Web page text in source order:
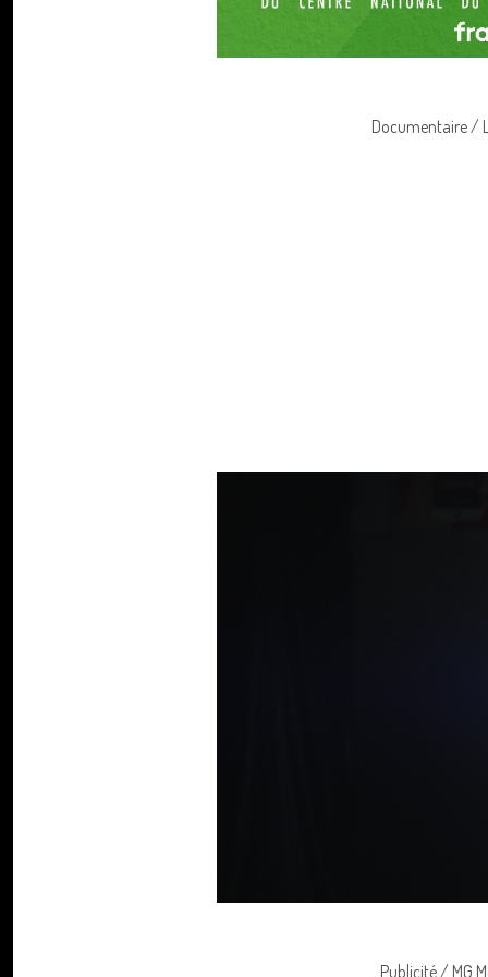
Documentaire /
Publicité / MG